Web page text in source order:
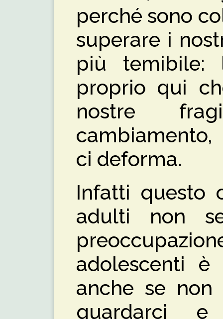
perché sono
superare i
più temibile:
proprio qui
nostre
ci deforma.
Infatti questo
adulti non
adolescenti è
anche se
guardarci